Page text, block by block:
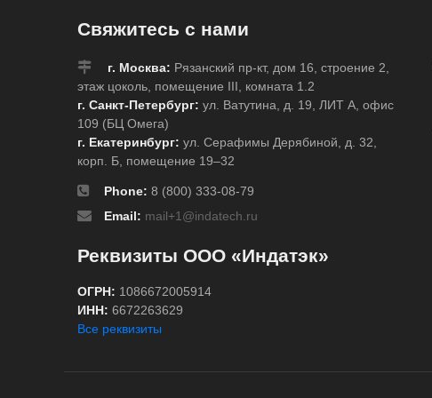
Свяжитесь с нами
г. Москва: Рязанский пр-кт, дом 16, строение 2,
этаж цоколь, помещение III, комната 1.2
г. Санкт-Петербург: ул. Ватутина, д. 19, ЛИТ А, офис
109 (БЦ Омега)
г. Екатеринбург: ул. Серафимы Дерябиной, д. 32,
корп. Б, помещение 19–32
Phone: 8 (800) 333-08-79
Email: mail+1@indatech.ru
Реквизиты ООО «Индатэк»
ОГРН: 1086672005914
ИНН: 6672263629
Все реквизиты